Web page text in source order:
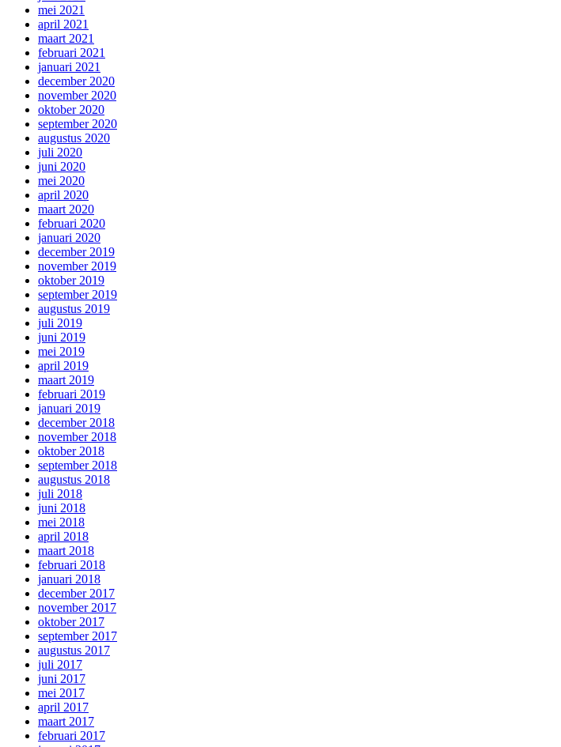
mei 2021
april 2021
maart 2021
februari 2021
januari 2021
december 2020
november 2020
oktober 2020
september 2020
augustus 2020
juli 2020
juni 2020
mei 2020
april 2020
maart 2020
februari 2020
januari 2020
december 2019
november 2019
oktober 2019
september 2019
augustus 2019
juli 2019
juni 2019
mei 2019
april 2019
maart 2019
februari 2019
januari 2019
december 2018
november 2018
oktober 2018
september 2018
augustus 2018
juli 2018
juni 2018
mei 2018
april 2018
maart 2018
februari 2018
januari 2018
december 2017
november 2017
oktober 2017
september 2017
augustus 2017
juli 2017
juni 2017
mei 2017
april 2017
maart 2017
februari 2017